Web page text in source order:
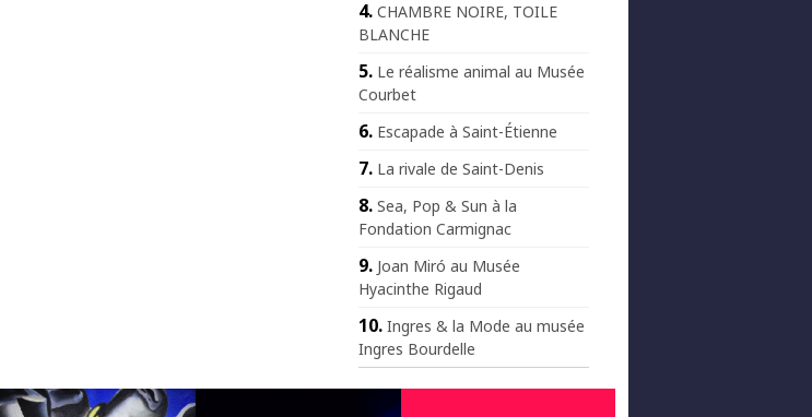
CHAMBRE NOIRE, TOILE
BLANCHE
Le réalisme animal au Musée
Courbet
Escapade à Saint-Étienne
La rivale de Saint-Denis
Sea, Pop & Sun à la
Fondation Carmignac
Joan Miró au Musée
Hyacinthe Rigaud
Ingres & la Mode au musée
Ingres Bourdelle